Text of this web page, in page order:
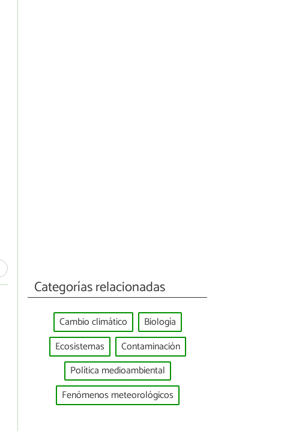
Categorías relacionadas
Cambio climático
Biología
Ecosistemas
Contaminación
Política medioambiental
Fenómenos meteorológicos